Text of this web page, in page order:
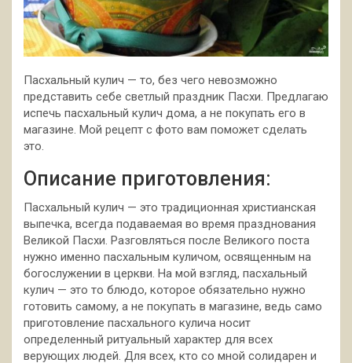
Пасхальный кулич — то, без чего невозможно
представить себе светлый праздник Пасхи. Предлагаю
испечь пасхальный кулич дома, а не покупать его в
магазине. Мой рецепт с фото вам поможет сделать
это.
Описание приготовления:
Пасхальный кулич — это традиционная христианская
выпечка, всегда подаваемая во время празднования
Великой Пасхи. Разговляться после Великого поста
нужно именно пасхальным куличом, освященным на
богослужении в церкви. На мой взгляд, пасхальный
кулич — это то блюдо, которое обязательно нужно
готовить самому, а не покупать в магазине, ведь само
приготовление пасхального кулича носит
определенный ритуальный характер для всех
верующих людей. Для всех, кто со мной солидарен и